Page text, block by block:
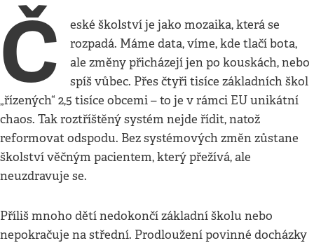
Č
eské školství je jako mozaika, která se
rozpadá. Máme data, víme, kde tlačí bota,
ale změny přicházejí jen po kouskách, nebo
spíš vůbec. Přes čtyři tisíce základních škol
„řízených“ 2,5 tisíce obcemi – to je v rámci EU unikátní
chaos. Tak roztříštěný systém nejde řídit, natož
reformovat odspodu. Bez systémových změn zůstane
školství věčným pacientem, který přežívá, ale
neuzdravuje se.
Příliš mnoho dětí nedokončí základní školu nebo
nepokračuje na střední. Prodloužení povinné docházky